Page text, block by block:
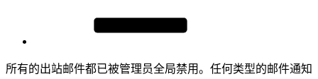
所有的出站邮件都已被管理员全局禁用。任何类型的邮件通知